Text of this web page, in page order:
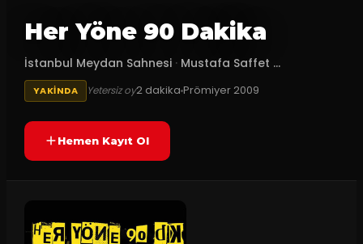
Her Yöne 90 Dakika
İstanbul Meydan Sahnesi · Mustafa Saffet ...
YAKINDA Yetersiz oy2 dakikaPrömiyer 2009
Hemen Kayıt Ol